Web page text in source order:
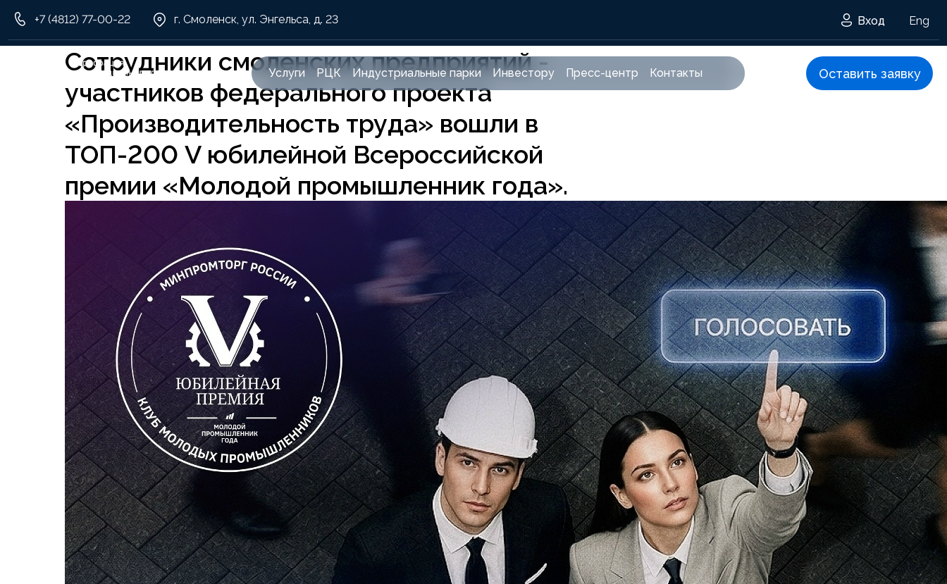
+7 (4812) 77-00-22 г. Смоленск, ул. Энгельса, д. 23 Вход Eng
Услуги РЦК Индустриальные парки Инвестору Пресс-центр Контакты Оставить заявку
Сотрудники смоленских предприятий -
участников федерального проекта
«Производительность труда» вошли в
ТОП-200 V юбилейной Всероссийской
премии «Молодой промышленник года».